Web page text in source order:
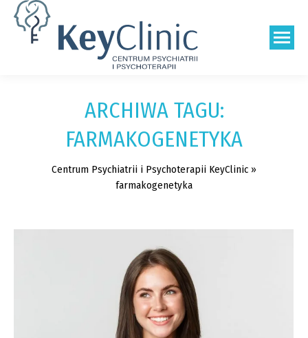
Szukaj:
ARCHIWA TAGU:
FARMAKOGENETYKA
Centrum Psychiatrii i Psychoterapii KeyClinic »
farmakogenetyka